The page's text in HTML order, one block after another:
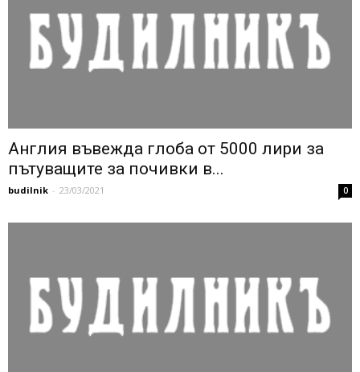
Англия въвежда глоба от 5000 лири за
пътуващите за почивки в...
budilnik - 23/03/2021 0